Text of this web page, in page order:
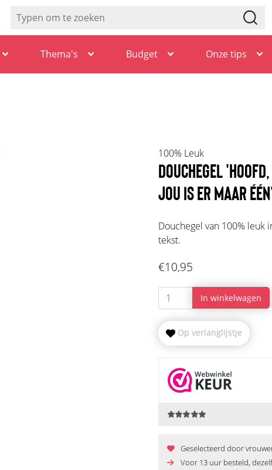
Thema's Budget Onze tips
100% Leuk
DOUCHEGEL
JOU IS ER MAAR
Douchegel van 100%
tekst.
€10,95
In winkelwagen
Op verlanglijstje
Geselecteerd door
Voor 13 uur besteld,